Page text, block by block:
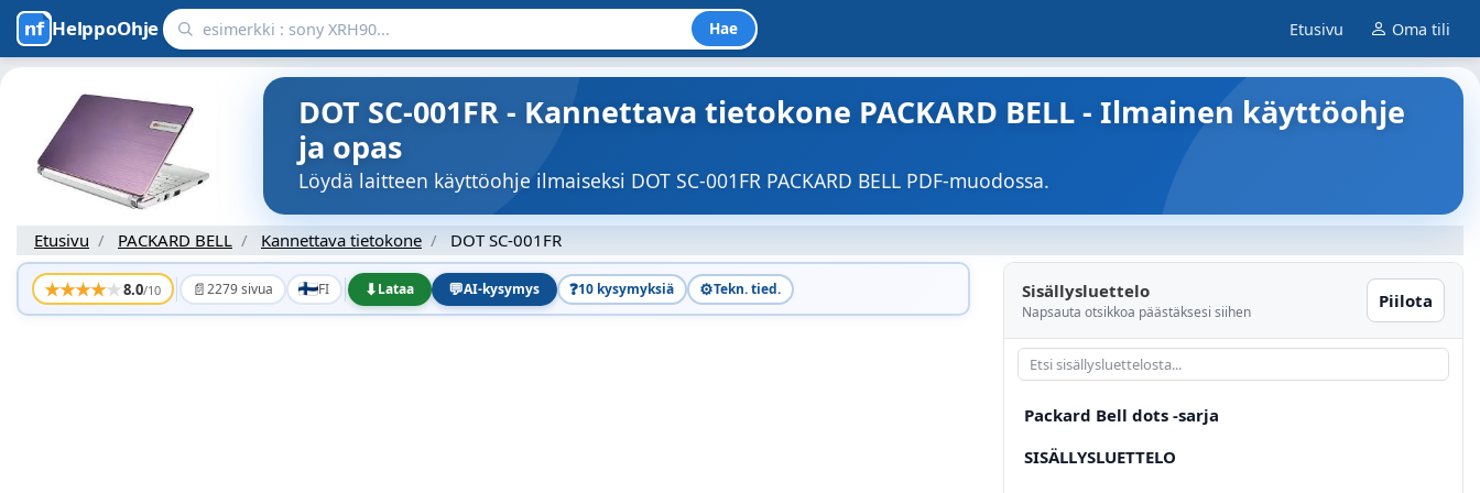
HelppoOhje Hae Etusivu Oma tili
DOT SC-001FR - Kannettava tietokone PACKARD BELL - Ilmainen käyttöohje
ja opas
Löydä laitteen käyttöohje ilmaiseksi DOT SC-001FR PACKARD BELL PDF-muodossa.
Etusivu PACKARD BELL Kannettava tietokone DOT SC-001FR
★★★★★8.0/10 📄2279 sivua FI ⬇Lataa 💬AI-kysymys ❓10 kysymyksiä ⚙️Tekn. tied. Sisällysluettelo
Napsauta otsikkoa päästäksesi siihen
Piilota
Packard Bell dots -sarja
SISÄLLYSLUETTELO